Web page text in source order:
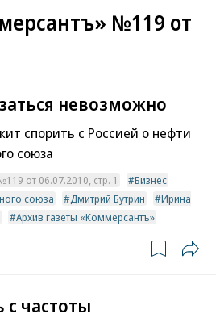
№119 от
невозможно
спорить с Россией о нефти
союза
от 06.07.2010, стр. 1
Бизнес
союза
Дмитрий Бутрин
Ирина
Архив газеты «Коммерсантъ»
с частоты